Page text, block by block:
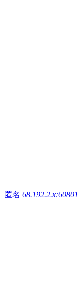
匿名 68.192.2.x:60801